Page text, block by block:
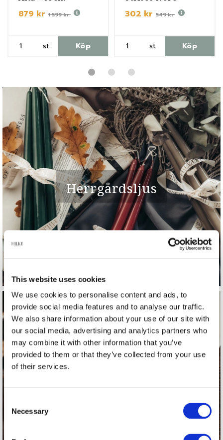
This website uses cookies
We use cookies to personalise content and ads, to
provide social media features and to analyse our traffic.
We also share information about your use of our site with
our social media, advertising and analytics partners who
may combine it with other information that you’ve
provided to them or that they’ve collected from your use
of their services.
Selection
Necessary
879 kr 1 599 kr
st Köp
302 kr 549 kr
st Köp
Herrgårdsljus